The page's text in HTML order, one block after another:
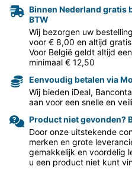
Binnen Nederland gratis
BTW
Wij bezorgen uw
voor € 8,00 en altijd
Voor België geldt altijd
minimaal € 12,50
Eenvoudig betalen via
Wij bieden iDeal,
aan voor een snelle en
Product niet gevonden?
Door onze uitstekende
merken en grote
gemakkelijk en voordelig
u een product niet kunt